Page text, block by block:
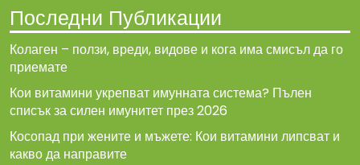
Последни Публикации
Колаген – ползи, вреди, видове и кога има смисъл да го
приемате
Кои витамини укрепват имунната система? Пълен
списък за силен имунитет през 2026
Косопад при жените и мъжете: Кои витамини липсват и
какво да направите